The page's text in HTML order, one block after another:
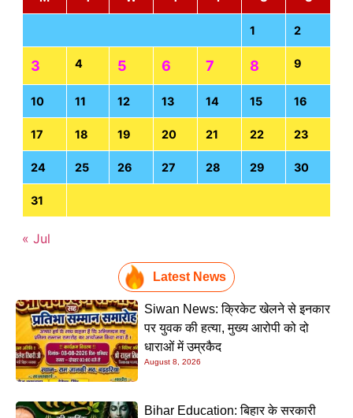
1 2
3 4 5 6 7 8 9
10 11 12 13 14 15 16
17 18 19 20 21 22 23
24 25 26 27 28 29 30
31
« Jul
Latest News
Siwan News: क्रिकेट खेलने से इनकार
पर युवक की हत्या, मुख्य आरोपी को दो
धाराओं में उम्रकैद
August 8, 2026
Bihar Education: बिहार के सरकारी